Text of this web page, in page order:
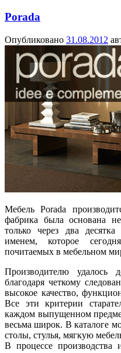
Porada
Опубликовано 31.08.2012
Мебель Porada
фабрика была основана
только через два
именем, которое
почитаемых в мебельном
Производителю удалось
благодаря четкому
высокое качество,
Все эти критерии
каждом выпущенном
весьма широк. В каталоге
столы, стулья, мягкую
В процессе производства